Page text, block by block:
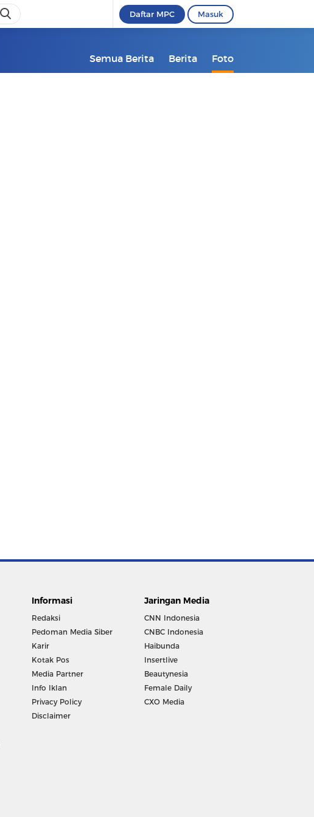
Daftar MPC Masuk
Semua Berita Berita Foto
Informasi
Redaksi
Pedoman Media Siber
Karir
Kotak Pos
Media Partner
Info Iklan
Privacy Policy
Disclaimer
Jaringan Media
CNN Indonesia
CNBC Indonesia
Haibunda
Insertlive
Beautynesia
Female Daily
CXO Media